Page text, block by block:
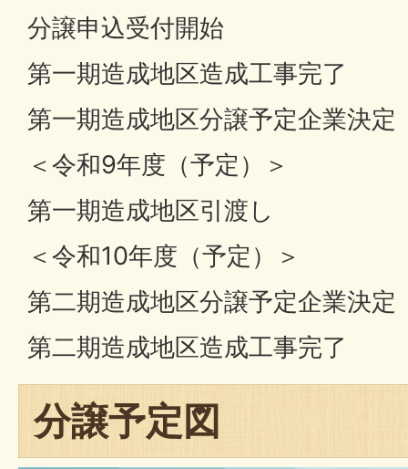
分譲申込受付開始
第一期造成地区造成工事完了
第一期造成地区分譲予定企業決定
＜令和9年度（予定）＞
第一期造成地区引渡し
＜令和10年度（予定）＞
第二期造成地区分譲予定企業決定
第二期造成地区造成工事完了
分譲予定図